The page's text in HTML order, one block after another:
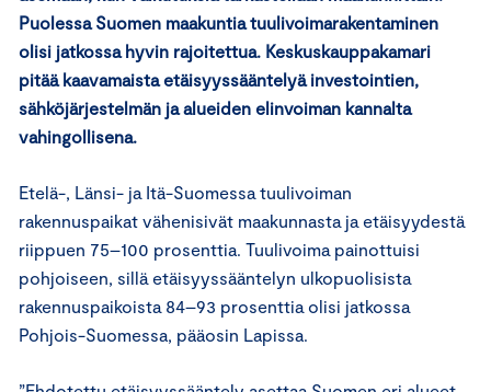
Puolessa Suomen maakuntia tuulivoimarakentaminen
olisi jatkossa hyvin rajoitettua. Keskuskauppakamari
pitää kaavamaista etäisyyssääntelyä investointien,
sähköjärjestelmän ja alueiden elinvoiman kannalta
vahingollisena.
Etelä-, Länsi- ja Itä-Suomessa tuulivoiman
rakennuspaikat vähenisivät maakunnasta ja etäisyydestä
riippuen 75–100 prosenttia. Tuulivoima painottuisi
pohjoiseen, sillä etäisyyssääntelyn ulkopuolisista
rakennuspaikoista 84–93 prosenttia olisi jatkossa
Pohjois-Suomessa, pääosin Lapissa.